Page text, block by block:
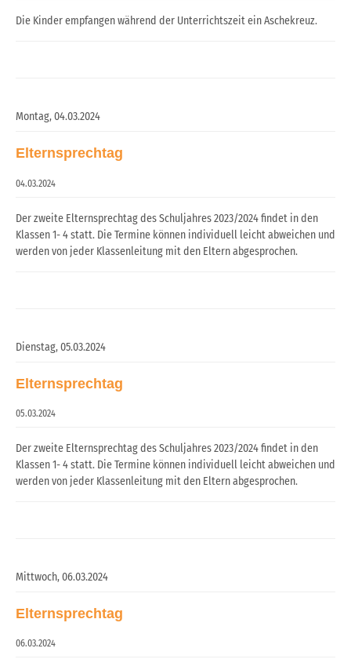
Die Kinder empfangen während der Unterrichtszeit ein Aschekreuz.
Montag,04.03.2024
Elternsprechtag
04.03.2024
Der zweite Elternsprechtag des Schuljahres 2023/2024 findet in den
Klassen 1- 4 statt. Die Termine können individuell leicht abweichen und
werden von jeder Klassenleitung mit den Eltern abgesprochen.
Dienstag,05.03.2024
Elternsprechtag
05.03.2024
Der zweite Elternsprechtag des Schuljahres 2023/2024 findet in den
Klassen 1- 4 statt. Die Termine können individuell leicht abweichen und
werden von jeder Klassenleitung mit den Eltern abgesprochen.
Mittwoch,06.03.2024
Elternsprechtag
06.03.2024